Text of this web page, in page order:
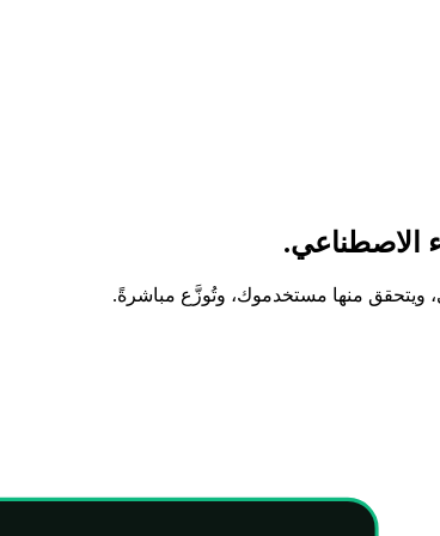
الاصطناعي.
منها مستخدموك، وتُوزَّع مباشرةً.